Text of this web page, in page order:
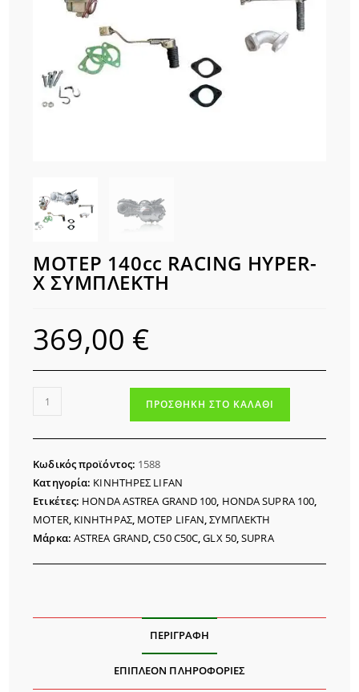
ΜΟΤΕΡ 140cc RACING HYPER-
X ΣΥΜΠΛΕΚΤΗ
369,00 €
ΜΟΤΕΡ
RACING
HYPER-
X
ΣΥΜΠΛΕΚΤΗ
ποσότητα
ΠΡΟΣΘΉΚΗ ΣΤΟ ΚΑΛΆΘΙ
Κωδικός προϊόντος: 1588
Κατηγορία: ΚΙΝΗΤΗΡΕΣ LIFAΝ
Ετικέτες: HONDA ASTREA GRAND 100, HONDA SUPRA 100,
MOTER, ΚΙΝΗΤΗΡΑΣ, ΜΟΤΕΡ LIFAN,ΣΥΜΠΛΕΚΤΗ
Μάρκα: ASTREA GRAND,C50 C50C,GLX 50,SUPRA
ΠΕΡΙΓΡΑΦΉ
ΕΠΙΠΛΈΟΝ ΠΛΗΡΟΦΟΡΊΕΣ